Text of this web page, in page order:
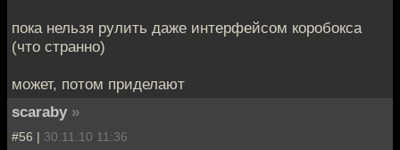
пока нельзя рулить даже интерфейсом коробокса
(что странно)
может, потом приделают
scaraby »
#56 | 30.11.10 11:36